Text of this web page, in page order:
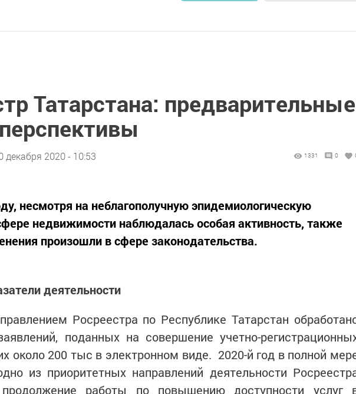
Татарстана: предварительные
декабря 2020 - 10:53 1331 0
несмотря на неблагополучную эпидемиологическую
недвижимости наблюдалась особая активность, также
произошли в сфере законодательства.
деятельности
Росреестра по Республике Татарстан
поданных на совершение учетно-
около 200 тыс в электронном виде. 2020-й год в полной
из приоритетных направлений деятельности
работы по повышению доступности услуг